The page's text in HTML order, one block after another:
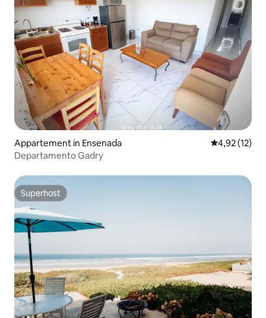
Appartement in Ensenada Gemiddelde
4,92 (12)
Departamento Gadry
Superhost
Superhost